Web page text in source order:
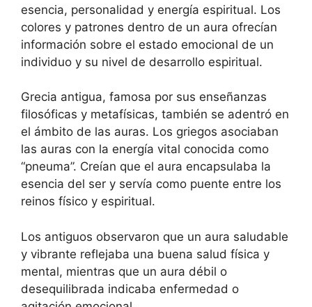
esencia, personalidad y energía espiritual. Los
colores y patrones dentro de un aura ofrecían
información sobre el estado emocional de un
individuo y su nivel de desarrollo espiritual.
Grecia antigua, famosa por sus enseñanzas
filosóficas y metafísicas, también se adentró en
el ámbito de las auras. Los griegos asociaban
las auras con la energía vital conocida como
“pneuma”. Creían que el aura encapsulaba la
esencia del ser y servía como puente entre los
reinos físico y espiritual.
Los antiguos observaron que un aura saludable
y vibrante reflejaba una buena salud física y
mental, mientras que un aura débil o
desequilibrada indicaba enfermedad o